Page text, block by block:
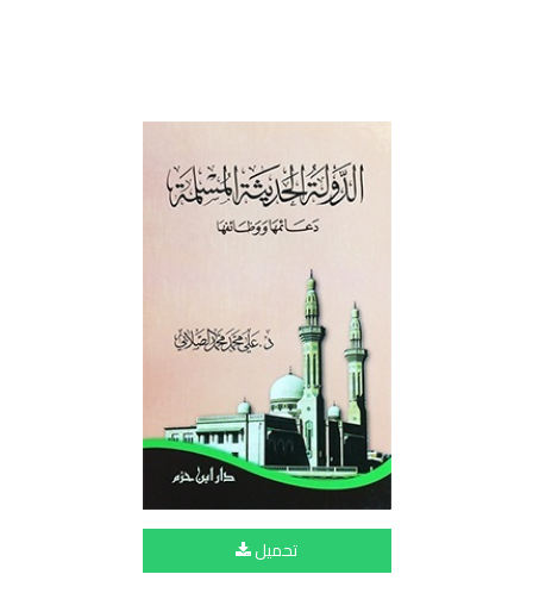
تحميل